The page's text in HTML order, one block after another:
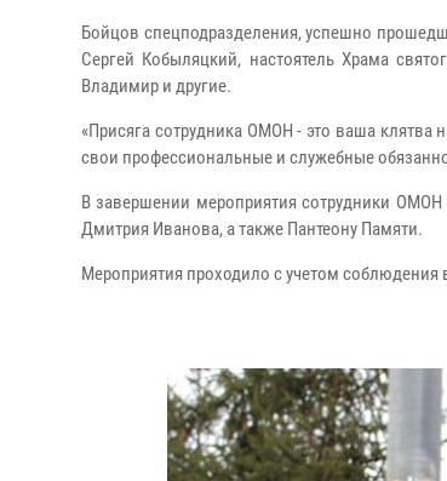
Бойцов спецподразделения, успешно
Сергей Кобыляцкий, настоятель Храма
Владимир и другие.
«Присяга сотрудника ОМОН - это ваша клятва
свои профессиональные и служебные
В завершении мероприятия сотрудники
Дмитрия Иванова, а также Пантеону Памяти.
Мероприятия проходило с учетом